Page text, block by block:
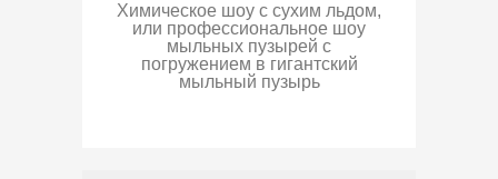
Химическое шоу с сухим льдом,
или профессиональное шоу
мыльных пузырей с
погружением в гигантский
мыльный пузырь